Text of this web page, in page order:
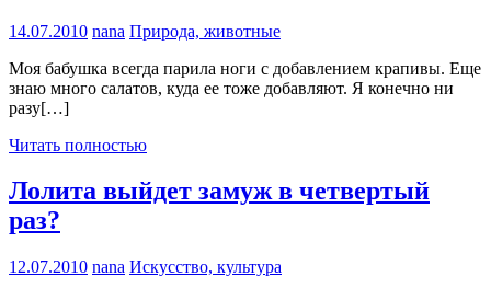
14.07.2010 nana Природа, животные
Моя бабушка всегда парила ноги с добавлением крапивы. Еще
знаю много салатов, куда ее тоже добавляют. Я конечно ни
разу[…]
Читать полностью
Лолита выйдет замуж в четвертый
раз?
12.07.2010 nana Искусство, культура